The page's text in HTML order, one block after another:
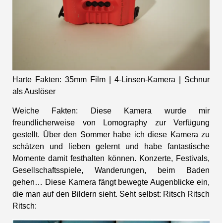
Harte Fakten: 35mm Film | 4-Linsen-Kamera | Schnur
als Auslöser
Weiche Fakten: Diese Kamera wurde mir
freundlicherweise von
Lomography zur Verfügung
gestellt. Über den Sommer habe ich diese Kamera zu
schätzen und lieben gelernt und habe fantastische
Momente damit festhalten können. Konzerte, Festivals,
Gesellschaftsspiele, Wanderungen, beim Baden
gehen… Diese Kamera fängt bewegte Augenblicke ein,
die man auf den Bildern sieht. Seht selbst: Ritsch Ritsch
Ritsch: